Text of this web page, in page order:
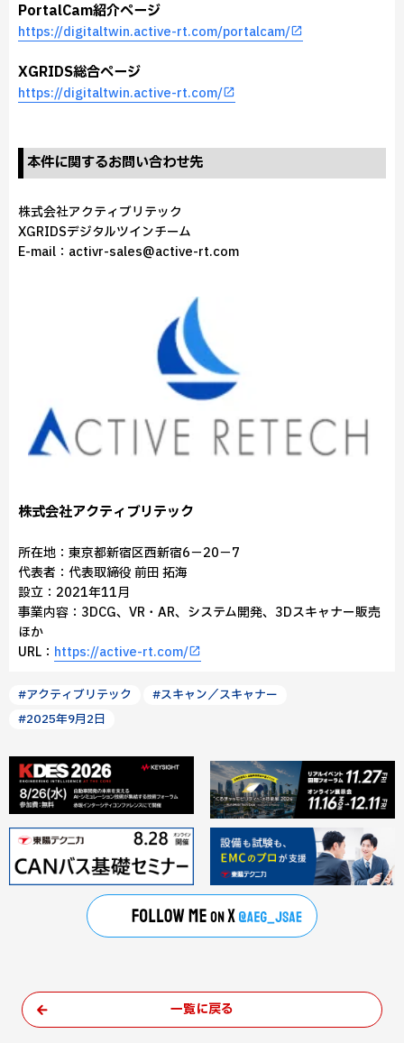
PortalCam紹介ページ
https://digitaltwin.active-rt.com/portalcam/
XGRIDS総合ページ
https://digitaltwin.active-rt.com/
本件に関するお問い合わせ先
株式会社アクティブリテック
XGRIDSデジタルツインチーム
E-mail：activr-sales@active-rt.com
株式会社アクティブリテック
所在地：東京都新宿区西新宿6－20－7
代表者：代表取締役 前田 拓海
設立：2021年11月
事業内容：3DCG、VR・AR、システム開発、3Dスキャナー販売
ほか
URL： https://active-rt.com/
#アクティブリテック
#スキャン／スキャナー
#2025年9月2日
一覧に戻る